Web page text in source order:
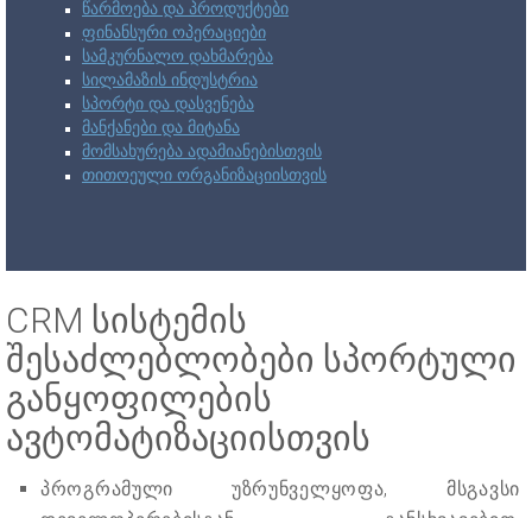
წარმოება და პროდუქტები
ფინანსური ოპერაციები
სამკურნალო დახმარება
სილამაზის ინდუსტრია
სპორტი და დასვენება
მანქანები და მიტანა
მომსახურება ადამიანებისთვის
თითოეული ორგანიზაციისთვის
CRM სისტემის
შესაძლებლობები სპორტული
განყოფილების
ავტომატიზაციისთვის
პროგრამული უზრუნველყოფა, მსგავსი